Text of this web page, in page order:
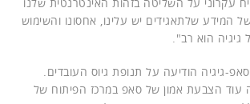
המידע שלתאגידים יש עלינו, אחסונו והשימוש
גיגיה הוא רב".
גיגיה הודיעה על תנופת גיוס העובדים.
עוד הצבעת אמון של סאפ במרכז הפיתוח של